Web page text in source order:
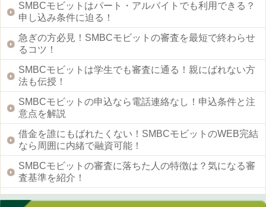
SMBCモビットはパート・アルバイトでも利用できる？
申し込み条件に迫る！
急ぎの方必見！SMBCモビットの審査を最短で終わらせ
るコツ！
SMBCモビットは学生でも審査に通る！親にばれない方
法も伝授！
SMBCモビットの申込なら電話連絡なし！申込条件と注
意点を解説
借金を誰にもばれたくない！SMBCモビットのWEB完結
なら周囲に内緒で融資可能！
SMBCモビットの審査に落ちた人の特徴は？気になる審
査基準を紹介！